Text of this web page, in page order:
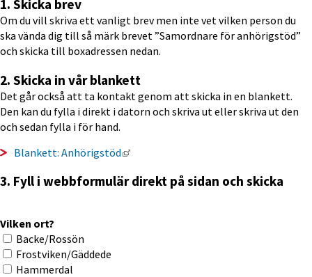
1. Skicka brev
Om du vill skriva ett vanligt brev men inte vet vilken person du
ska vända dig till så märk brevet ”Samordnare för anhörigstöd”
och skicka till boxadressen nedan.
2. Skicka in vår blankett
Det går också att ta kontakt genom att skicka in en blankett.
Den kan du fylla i direkt i datorn och skriva ut eller skriva ut den
och sedan fylla i för hand.
Blankett: Anhörigstöd
Länk till annan webbplats, öppnas i
3. Fyll i webbformulär direkt på sidan och skicka
Vilken ort?
Vilken ort?
Backe/Rossön
Frostviken/Gäddede
Hammerdal